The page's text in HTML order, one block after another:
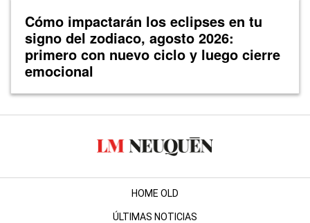
Cómo impactarán los eclipses en tu
signo del zodiaco, agosto 2026:
primero con nuevo ciclo y luego cierre
emocional
HOME OLD
ÚLTIMAS NOTICIAS